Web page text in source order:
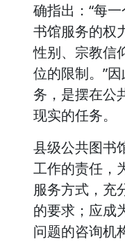
确指出：“每
书馆服务的权
性别、宗教信
位的限制。”
务，是摆在公
现实的任务。
县级公共图书
工作的责任，
服务方式，充
的要求；应成
问题的咨询机